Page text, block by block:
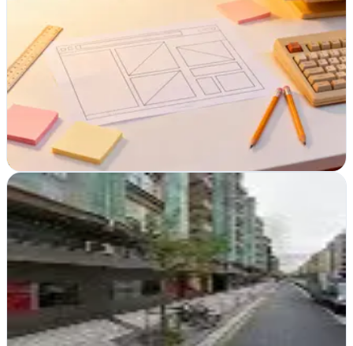
Altafulla, Tarragona
Agencia de desarrollo web y SEO en Tarragona especializada en
webs orientadas a conversión, SEO técnico, SEM, contenidos y
rendimiento.
Responde rápido
Presupuesto gratis
Pedir presupuestoVer ficha
Diseño Web en San Sebastián, Donostia
Verificada
Donostia-San Sebastián, Guipúzcoa
Crean sitios web modernos y funcionales en San Sebastián que
convierten visitantes en clientes con diseño responsivo y experiencia
de usuario optimizada